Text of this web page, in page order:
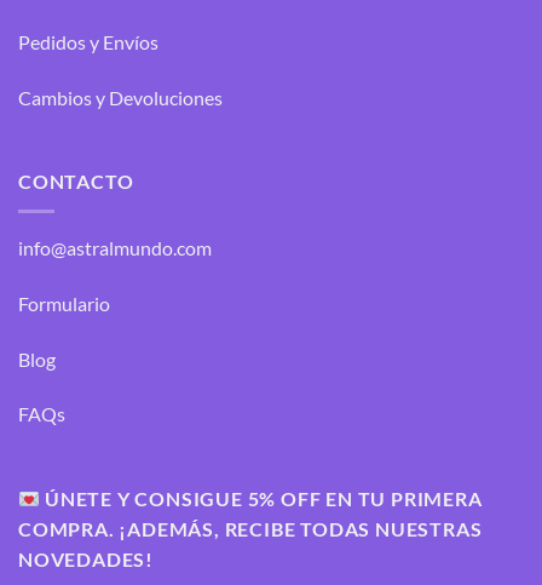
Pedidos y Envíos
Cambios y Devoluciones
CONTACTO
info@astralmundo.com
Formulario
Blog
FAQs
ÚNETE Y CONSIGUE 5% OFF EN TU PRIMERA
COMPRA. ¡ADEMÁS, RECIBE TODAS NUESTRAS
NOVEDADES!